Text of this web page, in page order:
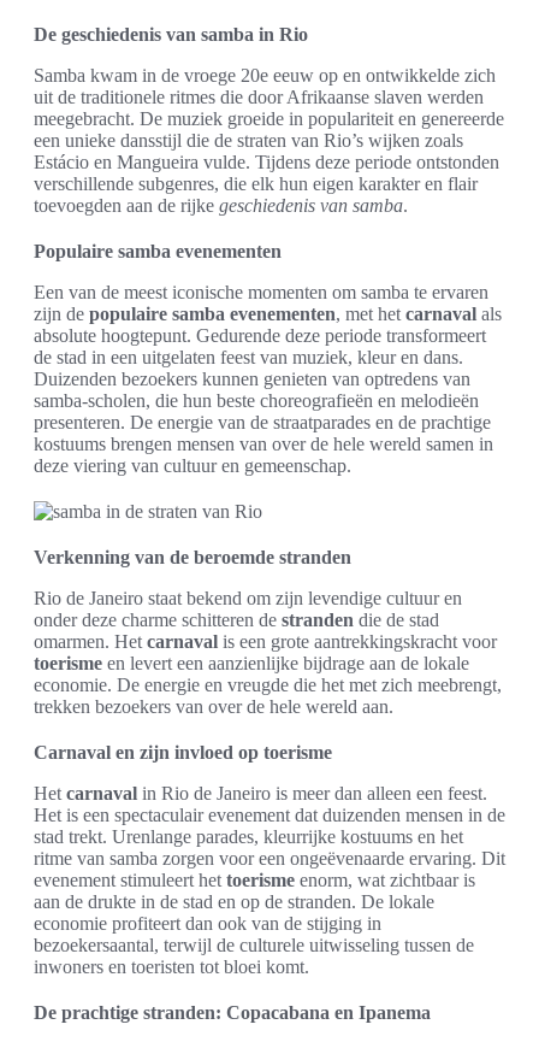
De geschiedenis van samba in Rio
Samba kwam in de vroege 20e eeuw op en ontwikkelde zich
uit de traditionele ritmes die door Afrikaanse slaven werden
meegebracht. De muziek groeide in populariteit en genereerde
een unieke dansstijl die de straten van Rio’s wijken zoals
Estácio en Mangueira vulde. Tijdens deze periode ontstonden
verschillende subgenres, die elk hun eigen karakter en flair
toevoegden aan de rijke geschiedenis van samba.
Populaire samba evenementen
Een van de meest iconische momenten om samba te ervaren
zijn de populaire samba evenementen, met het carnaval als
absolute hoogtepunt. Gedurende deze periode transformeert
de stad in een uitgelaten feest van muziek, kleur en dans.
Duizenden bezoekers kunnen genieten van optredens van
samba-scholen, die hun beste choreografieën en melodieën
presenteren. De energie van de straatparades en de prachtige
kostuums brengen mensen van over de hele wereld samen in
deze viering van cultuur en gemeenschap.
Verkenning van de beroemde stranden
Rio de Janeiro staat bekend om zijn levendige cultuur en
onder deze charme schitteren de stranden die de stad
omarmen. Het carnaval is een grote aantrekkingskracht voor
toerisme en levert een aanzienlijke bijdrage aan de lokale
economie. De energie en vreugde die het met zich meebrengt,
trekken bezoekers van over de hele wereld aan.
Carnaval en zijn invloed op toerisme
Het carnaval in Rio de Janeiro is meer dan alleen een feest.
Het is een spectaculair evenement dat duizenden mensen in de
stad trekt. Urenlange parades, kleurrijke kostuums en het
ritme van samba zorgen voor een ongeëvenaarde ervaring. Dit
evenement stimuleert het toerisme enorm, wat zichtbaar is
aan de drukte in de stad en op de stranden. De lokale
economie profiteert dan ook van de stijging in
bezoekersaantal, terwijl de culturele uitwisseling tussen de
inwoners en toeristen tot bloei komt.
De prachtige stranden: Copacabana en Ipanema